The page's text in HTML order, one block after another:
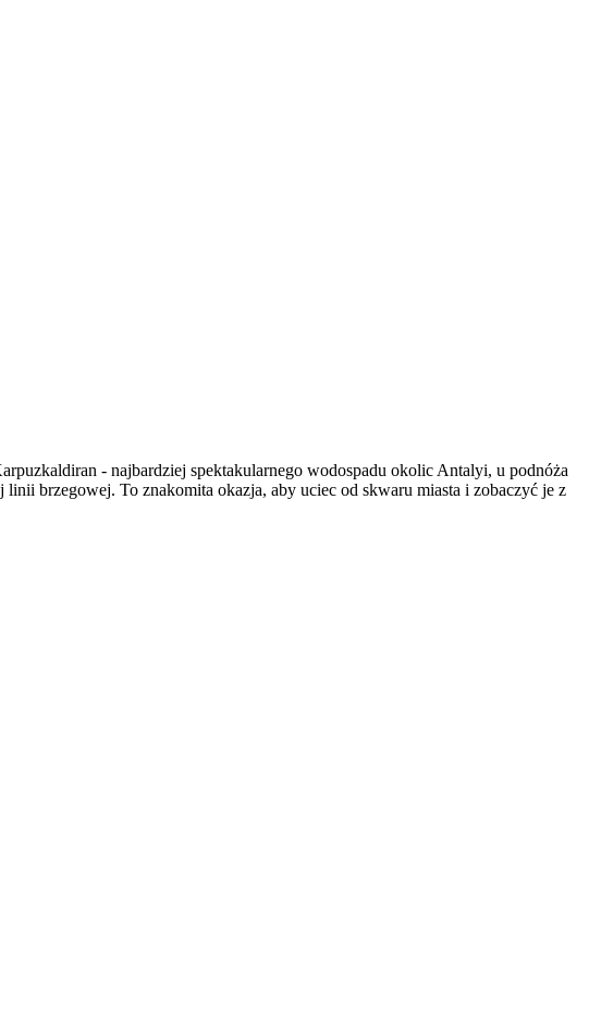
- najbardziej spektakularnego wodospadu okolic Antalyi, u podnóża
brzegowej. To znakomita okazja, aby uciec od skwaru miasta i zobaczyć je z